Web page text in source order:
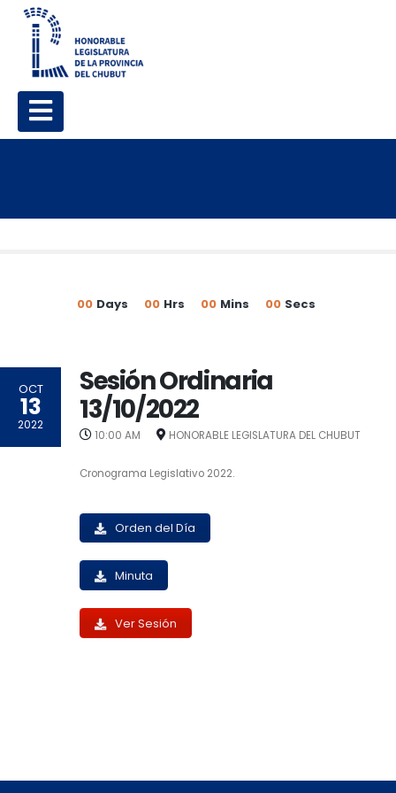
00 Days 00 Hrs 00 Mins 00 Secs
OCT
13
2022
Sesión Ordinaria
13/10/2022
10:00 AM HONORABLE LEGISLATURA DEL CHUBUT
Cronograma Legislativo 2022.
Orden del Día
Minuta
Ver Sesión